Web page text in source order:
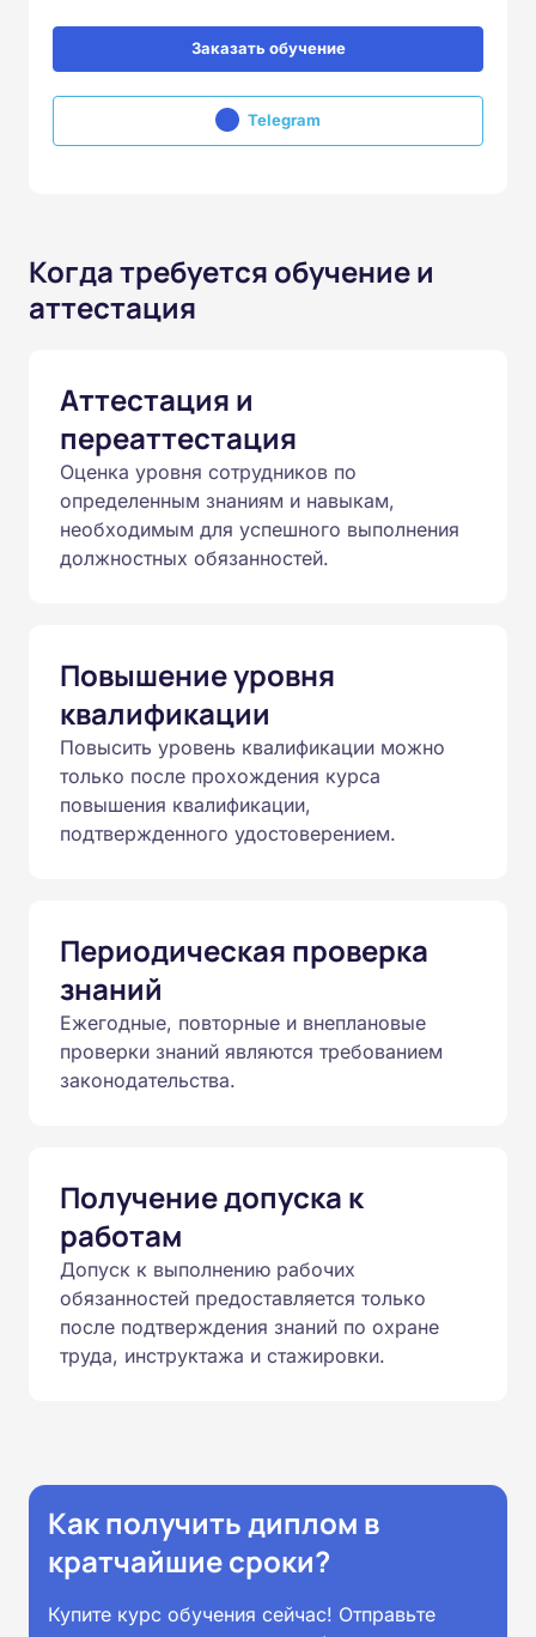
Заказать обучение
Telegram
Когда требуется обучение и
аттестация
Аттестация и
переаттестация
Оценка уровня сотрудников по
определенным знаниям и навыкам,
необходимым для успешного выполнения
должностных обязанностей.
Повышение уровня
квалификации
Повысить уровень квалификации можно
только после прохождения курса
повышения квалификации,
подтвержденного удостоверением.
Периодическая проверка
знаний
Ежегодные, повторные и внеплановые
проверки знаний являются требованием
законодательства.
Получение допуска к
работам
Допуск к выполнению рабочих
обязанностей предоставляется только
после подтверждения знаний по охране
труда, инструктажа и стажировки.
Как получить диплом в
кратчайшие сроки?
Купите курс обучения сейчас! Отправьте